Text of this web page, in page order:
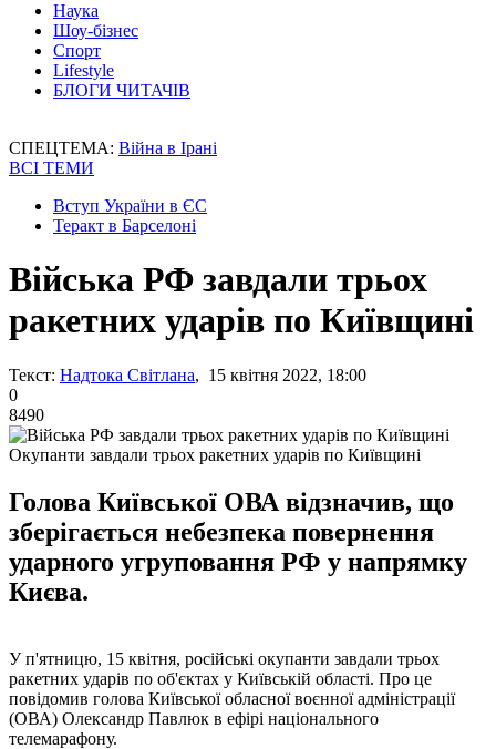
Наука
Шоу-бізнес
Спорт
Lifestyle
БЛОГИ ЧИТАЧІВ
СПЕЦТЕМА: Війна в Ірані
ВСІ ТЕМИ
Вступ України в ЄС
Теракт в Барселоні
Війська РФ завдали трьох
ракетних ударів по Київщині
Текст: Надтока Світлана, 15 квітня 2022, 18:00
0
8490
Окупанти завдали трьох ракетних ударів по Київщині
Голова Київської ОВА відзначив, що
зберігається небезпека повернення
ударного угруповання РФ у напрямку
Києва.
У п'ятницю, 15 квітня, російські окупанти завдали трьох
ракетних ударів по об'єктах у Київській області. Про це
повідомив голова Київської обласної воєнної адміністрації
(ОВА) Олександр Павлюк в ефірі національного
телемарафону.